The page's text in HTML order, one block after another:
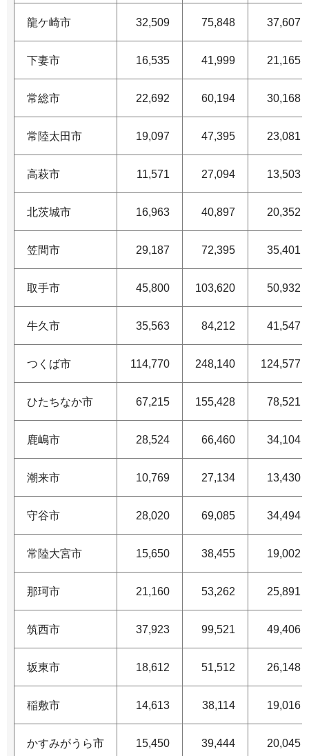
龍ケ崎市 32,509 75,848 37,607
下妻市 16,535 41,999 21,165
常総市 22,692 60,194 30,168
常陸太田市 19,097 47,395 23,081
高萩市 11,571 27,094 13,503
北茨城市 16,963 40,897 20,352
笠間市 29,187 72,395 35,401
取手市 45,800 103,620 50,932
牛久市 35,563 84,212 41,547
つくば市 114,770 248,140 124,577
ひたちなか市 67,215 155,428 78,521
鹿嶋市 28,524 66,460 34,104
潮来市 10,769 27,134 13,430
守谷市 28,020 69,085 34,494
常陸大宮市 15,650 38,455 19,002
那珂市 21,160 53,262 25,891
筑西市 37,923 99,521 49,406
坂東市 18,612 51,512 26,148
稲敷市 14,613 38,114 19,016
かすみがうら市 15,450 39,444 20,045